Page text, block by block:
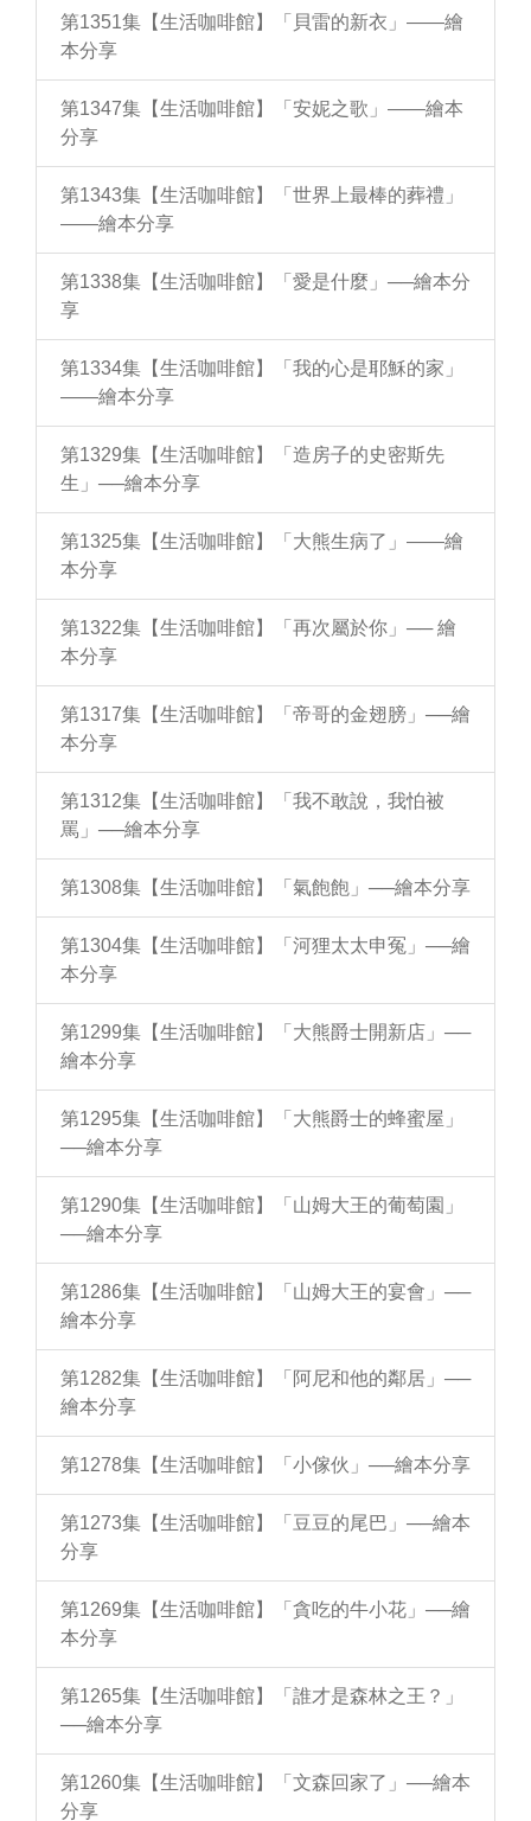
第1351集【生活咖啡館】「貝雷的新衣」——繪
本分享
第1347集【生活咖啡館】「安妮之歌」——繪本
分享
第1343集【生活咖啡館】「世界上最棒的葬禮」
——繪本分享
第1338集【生活咖啡館】「愛是什麼」──繪本分
享
第1334集【生活咖啡館】「我的心是耶穌的家」
——繪本分享
第1329集【生活咖啡館】「造房子的史密斯先
生」──繪本分享
第1325集【生活咖啡館】「大熊生病了」——繪
本分享
第1322集【生活咖啡館】「再次屬於你」── 繪
本分享
第1317集【生活咖啡館】「帝哥的金翅膀」──繪
本分享
第1312集【生活咖啡館】「我不敢說，我怕被
罵」──繪本分享
第1308集【生活咖啡館】「氣飽飽」──繪本分享
第1304集【生活咖啡館】「河狸太太申冤」──繪
本分享
第1299集【生活咖啡館】「大熊爵士開新店」──
繪本分享
第1295集【生活咖啡館】「大熊爵士的蜂蜜屋」
──繪本分享
第1290集【生活咖啡館】「山姆大王的葡萄園」
──繪本分享
第1286集【生活咖啡館】「山姆大王的宴會」──
繪本分享
第1282集【生活咖啡館】「阿尼和他的鄰居」──
繪本分享
第1278集【生活咖啡館】「小傢伙」──繪本分享
第1273集【生活咖啡館】「豆豆的尾巴」──繪本
分享
第1269集【生活咖啡館】「貪吃的牛小花」──繪
本分享
第1265集【生活咖啡館】「誰才是森林之王？」
──繪本分享
第1260集【生活咖啡館】「文森回家了」──繪本
分享